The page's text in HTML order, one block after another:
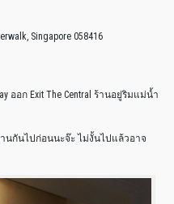
Singapore 058416
ออก Exit The Central ร้านอยู่ริมแม่น้ำ
นกันไปก่อนนะจ๊ะ ไม่งั้นไปแล้วอาจ